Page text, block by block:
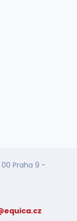
00 Praha 9 -